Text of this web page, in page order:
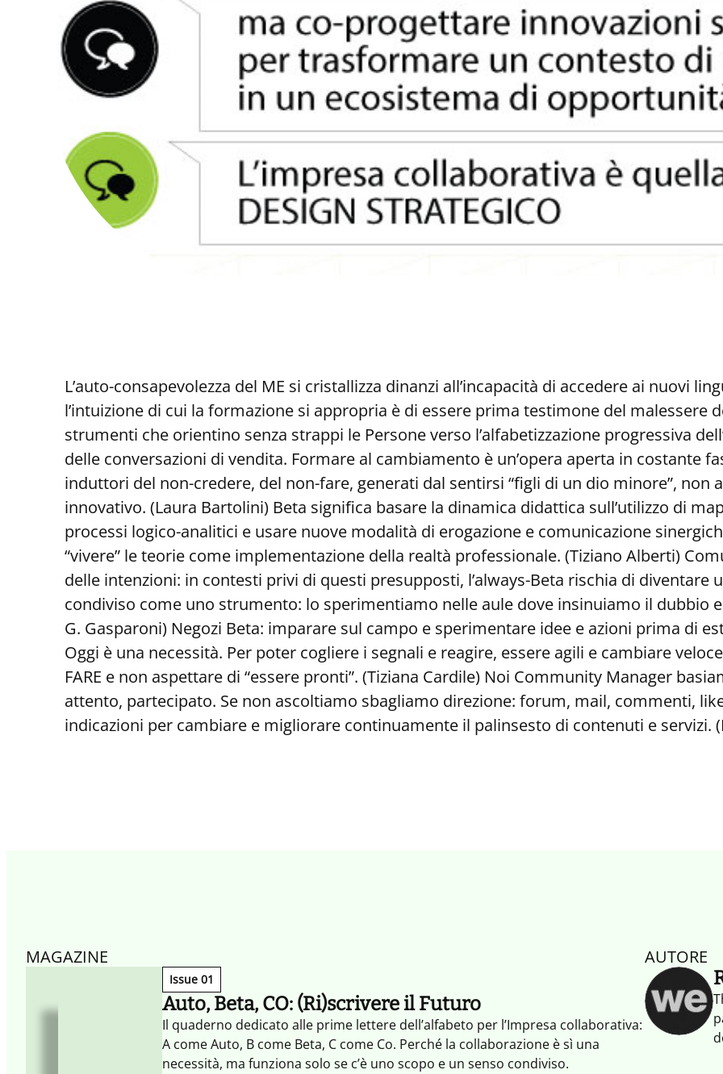
L’auto-consapevolezza del ME si cristallizza dinanzi all’incapacità di accedere ai nuovi
l’intuizione di cui la formazione si appropria è di essere prima testimone del malessere
strumenti che orientino senza strappi le Persone verso l’alfabetizzazione progressiva
delle conversazioni di vendita. Formare al cambiamento è un’opera aperta in costante
induttori del non-credere, del non-fare, generati dal sentirsi “figli di un dio minore”, non
innovativo. (Laura Bartolini) Beta significa basare la dinamica didattica sull’utilizzo di
processi logico-analitici e usare nuove modalità di erogazione e comunicazione
“vivere” le teorie come implementazione della realtà professionale. (Tiziano Alberti)
delle intenzioni: in contesti privi di questi presupposti, l’always-Beta rischia di diventare
condiviso come uno strumento: lo sperimentiamo nelle aule dove insinuiamo il dubbio
G. Gasparoni) Negozi Beta: imparare sul campo e sperimentare idee e azioni prima di
Oggi è una necessità. Per poter cogliere i segnali e reagire, essere agili e cambiare
FARE e non aspettare di “essere pronti”. (Tiziana Cardile) Noi Community Manager
attento, partecipato. Se non ascoltiamo sbagliamo direzione: forum, mail, commenti,
indicazioni per cambiare e migliorare continuamente il palinsesto di contenuti e servizi.
MAGAZINE
Issue 01
Auto, Beta, CO: (Ri)scrivere il Futuro
Il quaderno dedicato alle prime lettere dell’alfabeto per l’Impresa collaborativa:
A come Auto, B come Beta, C come Co. Perché la collaborazione è sì una
necessità, ma funziona solo se c’è uno scopo e un senso condiviso.
AUTORE